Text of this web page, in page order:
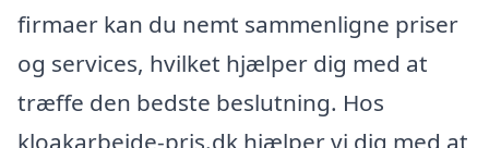
firmaer kan du nemt sammenligne priser
og services, hvilket hjælper dig med at
træffe den bedste beslutning. Hos
kloakarbejde-pris.dk hjælper vi dig med at